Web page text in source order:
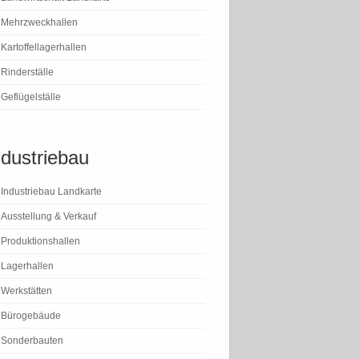
Mehrzweckhallen
Kartoffellagerhallen
Rinderställe
Geflügelställe
Industriebau Landkarte
Ausstellung & Verkauf
Produktionshallen
Lagerhallen
Werkstätten
Bürogebäude
Sonderbauten